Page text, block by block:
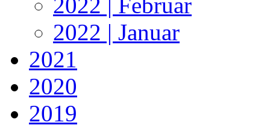
2022 | Februar
2022 | Januar
2021
2020
2019